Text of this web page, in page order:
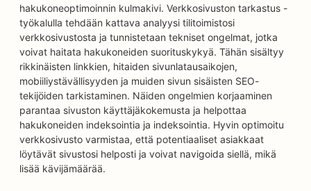
hakukoneoptimoinnin kulmakivi. Verkkosivuston tarkastus -
työkalulla tehdään kattava analyysi tilitoimistosi
verkkosivustosta ja tunnistetaan tekniset ongelmat, jotka
voivat haitata hakukoneiden suorituskykyä. Tähän sisältyy
rikkinäisten linkkien, hitaiden sivunlatausaikojen,
mobiiliystävällisyyden ja muiden sivun sisäisten SEO-
tekijöiden tarkistaminen. Näiden ongelmien korjaaminen
parantaa sivuston käyttäjäkokemusta ja helpottaa
hakukoneiden indeksointia ja indeksointia. Hyvin optimoitu
verkkosivusto varmistaa, että potentiaaliset asiakkaat
löytävät sivustosi helposti ja voivat navigoida siellä, mikä
lisää kävijämäärää.